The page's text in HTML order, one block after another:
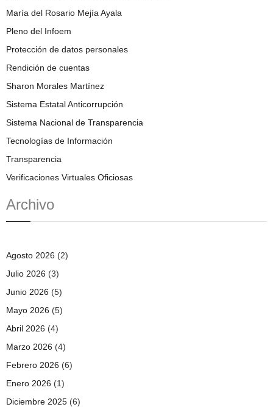
María del Rosario Mejía Ayala
Pleno del Infoem
Protección de datos personales
Rendición de cuentas
Sharon Morales Martínez
Sistema Estatal Anticorrupción
Sistema Nacional de Transparencia
Tecnologías de Información
Transparencia
Verificaciones Virtuales Oficiosas
Archivo
Agosto 2026 (2)
Julio 2026 (3)
Junio 2026 (5)
Mayo 2026 (5)
Abril 2026 (4)
Marzo 2026 (4)
Febrero 2026 (6)
Enero 2026 (1)
Diciembre 2025 (6)